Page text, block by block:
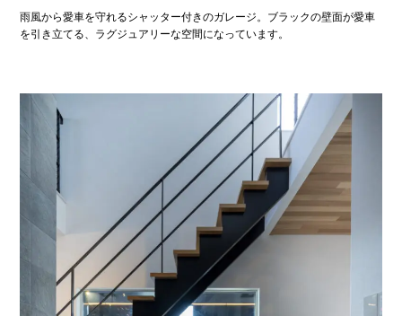
雨風から愛車を守れるシャッター付きのガレージ。ブラックの壁面が愛車
を引き立てる、ラグジュアリーな空間になっています。